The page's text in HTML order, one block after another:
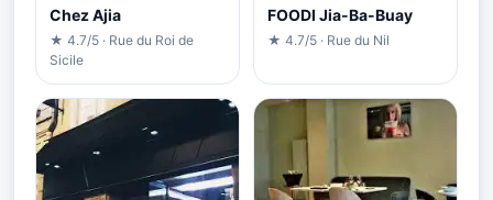
Chez Ajia
★ 4.7/5 · Rue du Roi de
Sicile
FOODI Jia-Ba-Buay
★ 4.7/5 · Rue du Nil